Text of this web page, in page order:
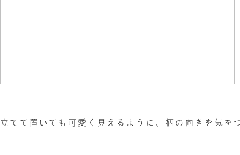
立てて置いても可愛く見えるように、柄の向きを気を